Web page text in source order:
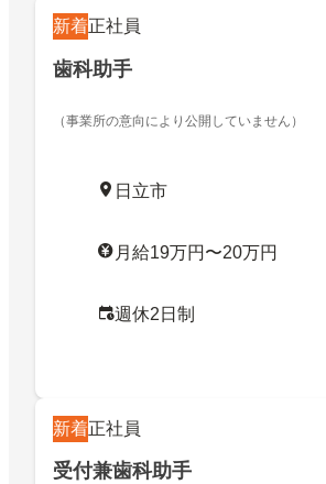
新着正社員
歯科助手
（事業所の意向により公開していません）
日立市
月給19万円〜20万円
週休2日制
新着正社員
受付兼歯科助手